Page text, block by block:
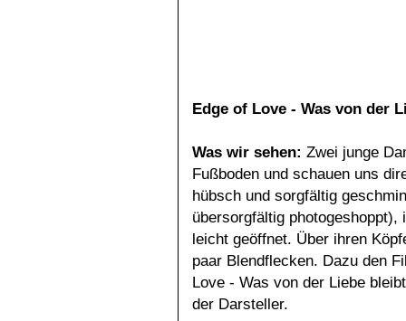
Edge of Love - Was von der
Was wir sehen: Zwei junge
Fußboden und schauen uns
hübsch und sorgfältig
übersorgfältig photogeshoppt),
leicht geöffnet. Über ihren
paar Blendflecken. Dazu den
Love - Was von der Liebe
der Darsteller.